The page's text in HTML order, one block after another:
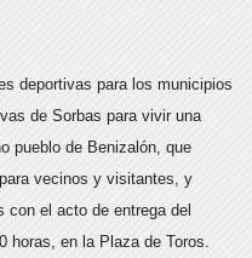
deportivas para los municipios
de Sorbas para vivir una
pueblo de Benizalón, que
vecinos y visitantes, y
con el acto de entrega del
horas, en la Plaza de Toros.